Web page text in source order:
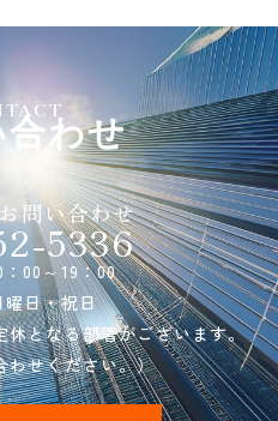
合わせ
問い合わせ
5336
00～19：00
日・祝日
となる部署がございます。
わせください。）